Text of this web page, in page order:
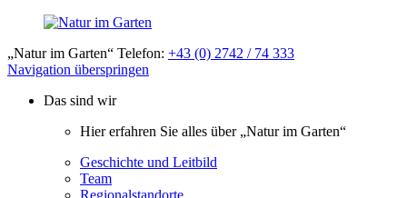
„Natur im Garten“ Telefon: +43 (0) 2742 / 74 333
Navigation überspringen
Das sind wir
Hier erfahren Sie alles über „Natur im Garten“
Geschichte und Leitbild
Team
Regionalstandorte